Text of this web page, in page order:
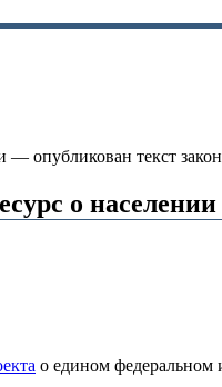
— опубликован текст
о
о едином федеральном